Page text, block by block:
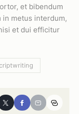
et bibendum
in metus interdum,
et dui efficitur